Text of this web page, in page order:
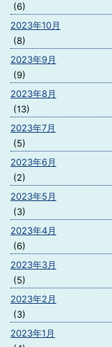
(6)
2023年10月
(8)
2023年9月
(9)
2023年8月
(13)
2023年7月
(5)
2023年6月
(2)
2023年5月
(3)
2023年4月
(6)
2023年3月
(5)
2023年2月
(3)
2023年1月